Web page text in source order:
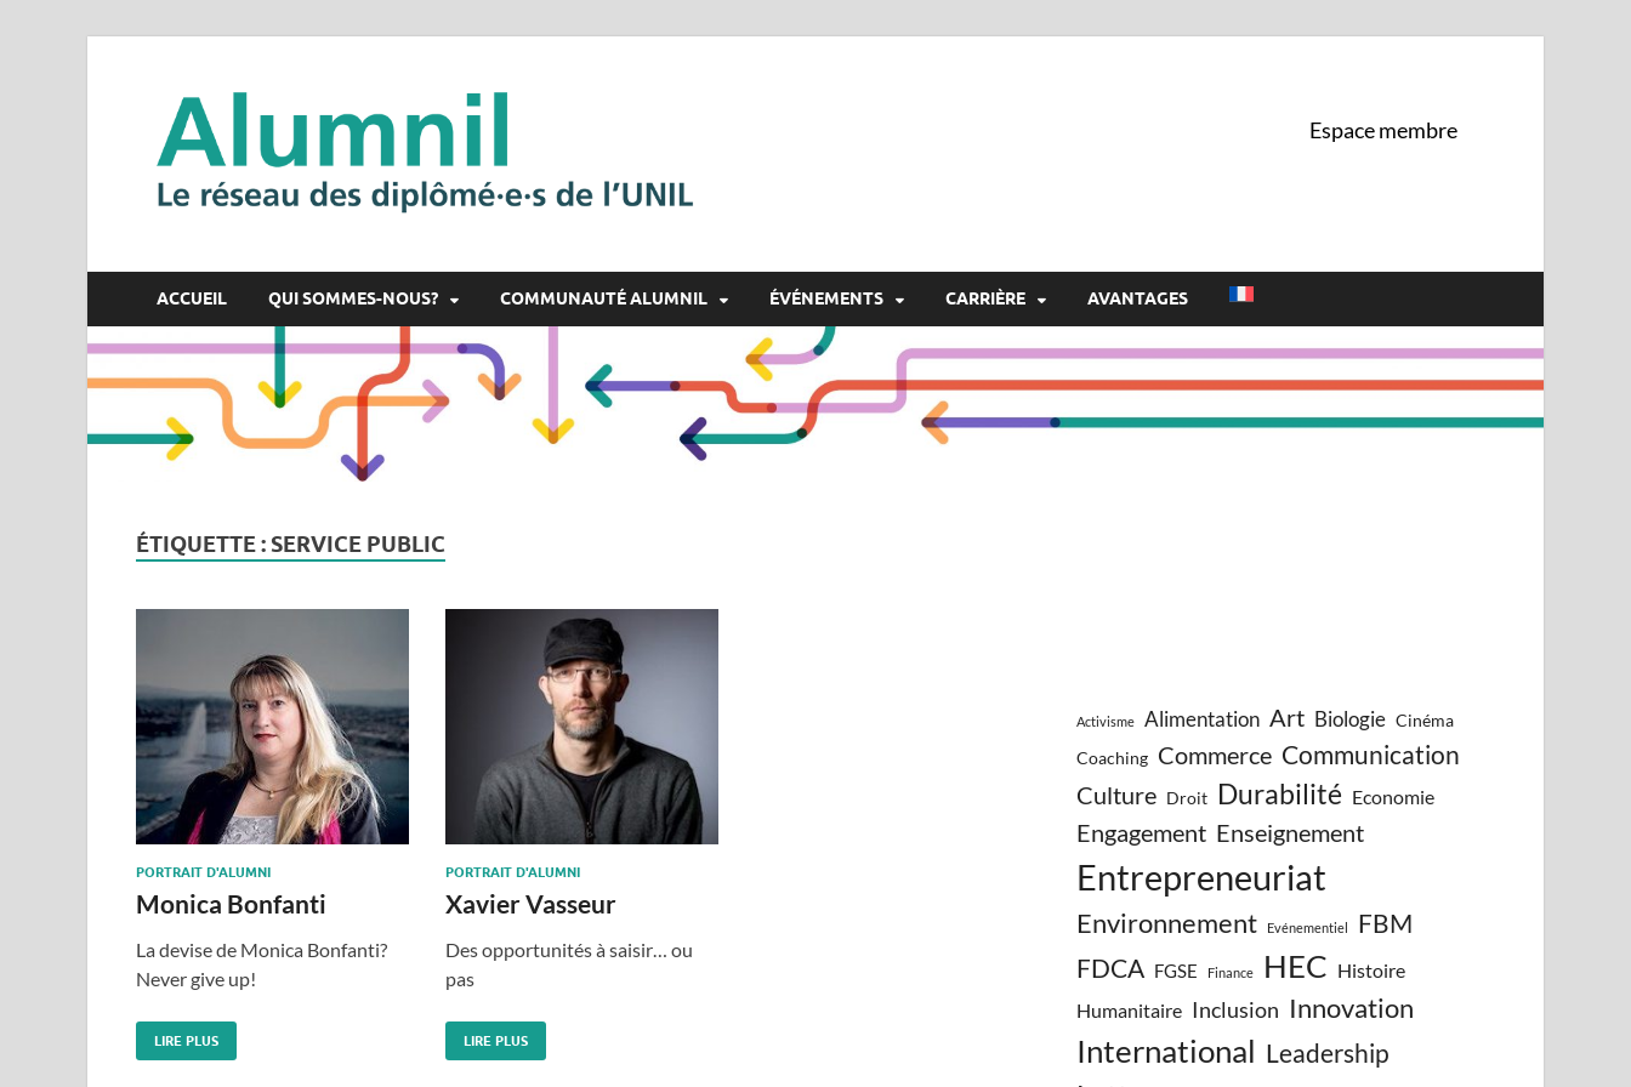
Espace membre
ACCUEIL QUI SOMMES-NOUS? COMMUNAUTÉ ALUMNIL ÉVÉNEMENTS CARRIÈRE AVANTAGES
ÉTIQUETTE : SERVICE PUBLIC
PORTRAIT D'ALUMNI
Monica Bonfanti
La devise de Monica Bonfanti?
Never give up!
LIRE PLUS
PORTRAIT D'ALUMNI
Xavier Vasseur
Des opportunités à saisir… ou
pas
LIRE PLUS
Activisme Alimentation Art Biologie Cinéma
Coaching Commerce Communication
Culture Droit Durabilité Economie
Engagement Enseignement
Entrepreneuriat
Environnement Evénementiel
FBM
FDCA FGSE Finance HEC Histoire
Humanitaire Inclusion Innovation
International Leadership